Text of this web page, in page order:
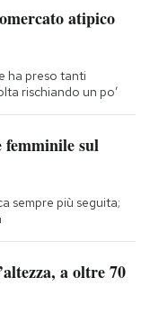
atipico
ha preso tanti
rischiando un po’
sul
sempre più seguita;
a oltre 70